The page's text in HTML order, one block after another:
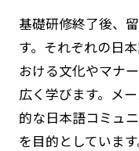
基礎研修終了後、
す。それぞれの日
おける文化やマナ
広く学びます。メ
的な日本語コミュ
を目的としています